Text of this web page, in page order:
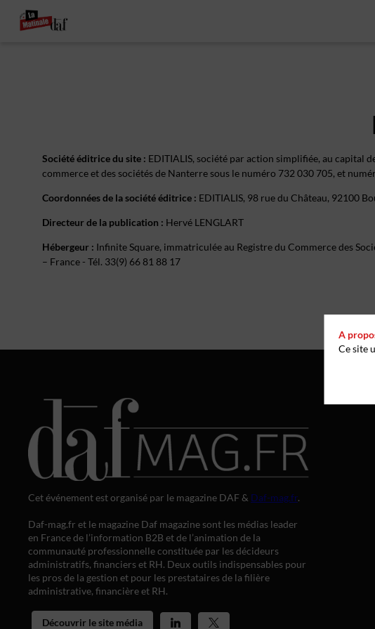
Société éditrice du site : EDITIALIS, société par action simplifiée, au capital
commerce et des sociétés de Nanterre sous le numéro 732 030 705, et
Coordonnées de la société éditrice : EDITIALIS, 98 rue du Château, 92100
Directeur de la publication : Hervé LENGLART
Hébergeur : Infinite Square, immatriculée au Registre du Commerce des
– France - Tél. 33(9) 66 81 88 17
Cet événement est organisé par le magazine DAF & Daf-mag.fr.
Daf-mag.fr et le magazine Daf magazine sont les médias leader
en France de l’information B2B et de l’animation de la
communauté professionnelle constituée par les décideurs
administratifs, financiers et RH. Deux outils indispensables pour
les pros de la gestion et pour les prestataires de la filière
administrative, financière et RH.
Découvrir le site média
A
Ce site